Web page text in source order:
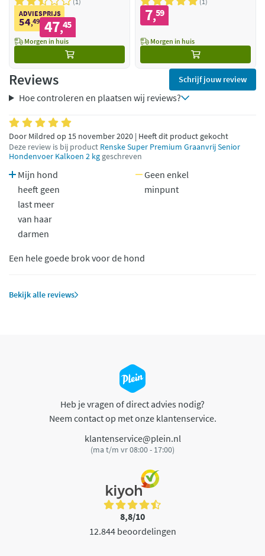
ADVIESPRIJS
54,49 47,45
Morgen in huis
7,59
Morgen in huis
Reviews Schrijf jouw review
Hoe controleren en plaatsen wij reviews?
Door Mildred op 15 november 2020 | Heeft dit product gekocht
Deze review is bij product Renske Super Premium Graanvrij Senior
Hondenvoer Kalkoen 2 kg geschreven
Mijn hond
heeft geen
last meer
van haar
darmen
Geen enkel
minpunt
Een hele goede brok voor de hond
Bekijk alle reviews
Heb je vragen of direct advies nodig?
Neem contact op met onze klantenservice.
klantenservice@plein.nl
(ma t/m vr 08:00 - 17:00)
8,8/10
12.844 beoordelingen